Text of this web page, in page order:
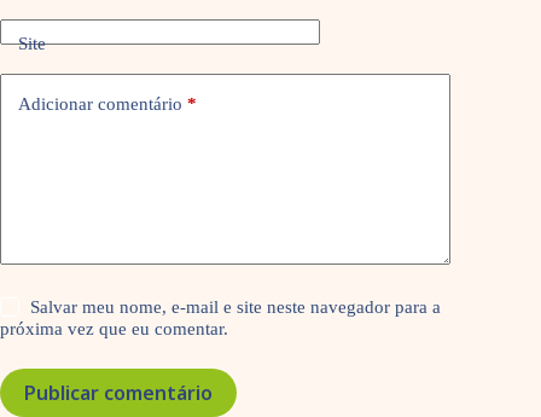
Site
Adicionar comentário *
Salvar meu nome, e-mail e site neste navegador para a
próxima vez que eu comentar.
Publicar comentário